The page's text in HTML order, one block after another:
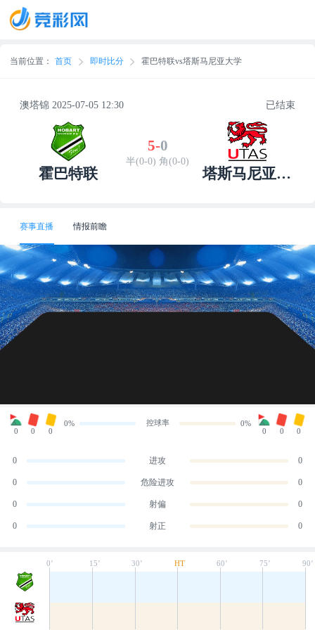
当前位置： 首页 即时比分 霍巴特联vs塔斯马尼亚大学
澳塔锦 2025-07-05 12:30 已结束
霍巴特联
5-0
半(0-0) 角(0-0)
塔斯马尼亚大
赛事直播 情报前瞻
0 0 0
0% 控球率
0%
0
0 0
0 进攻 0
0 危险进攻 0
0 射偏 0
0 射正 0
0’ 15’ 30’ HT 60’ 75’ 90’